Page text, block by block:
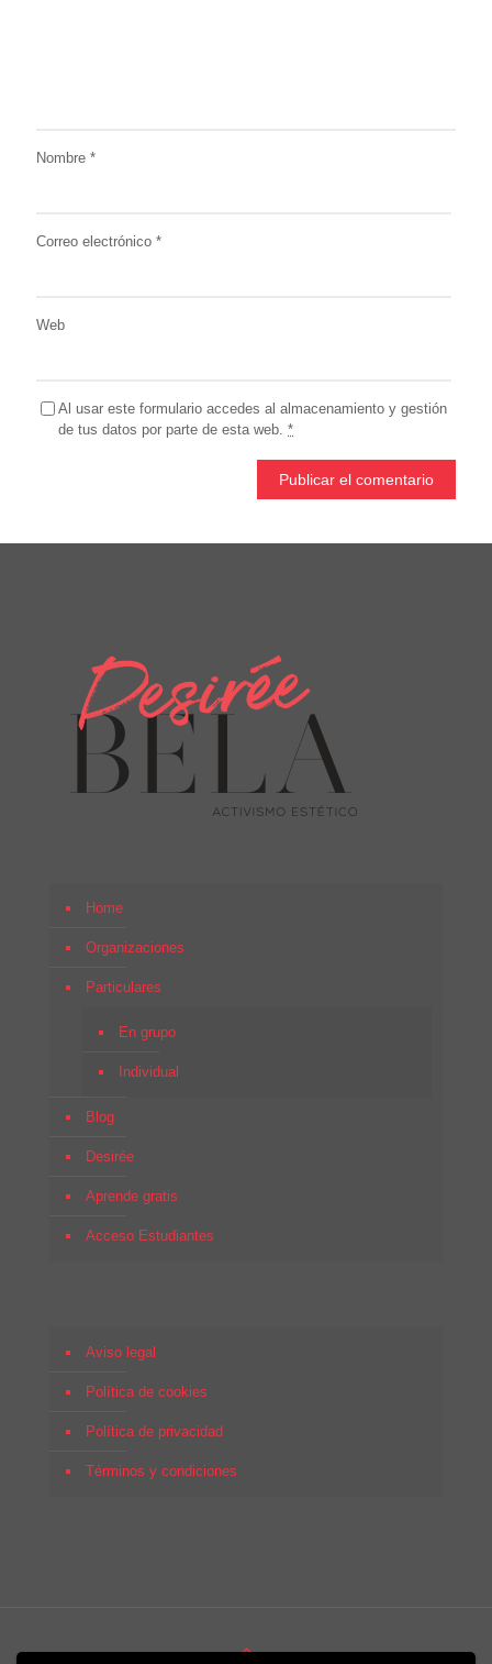
Nombre *
Correo electrónico *
Web
Al usar este formulario accedes al almacenamiento y gestión
de tus datos por parte de esta web. *
Home
Organizaciones
Particulares
En grupo
Individual
Blog
Desirée
Aprende gratis
Acceso Estudiantes
Aviso legal
Política de cookies
Política de privacidad
Términos y condiciones